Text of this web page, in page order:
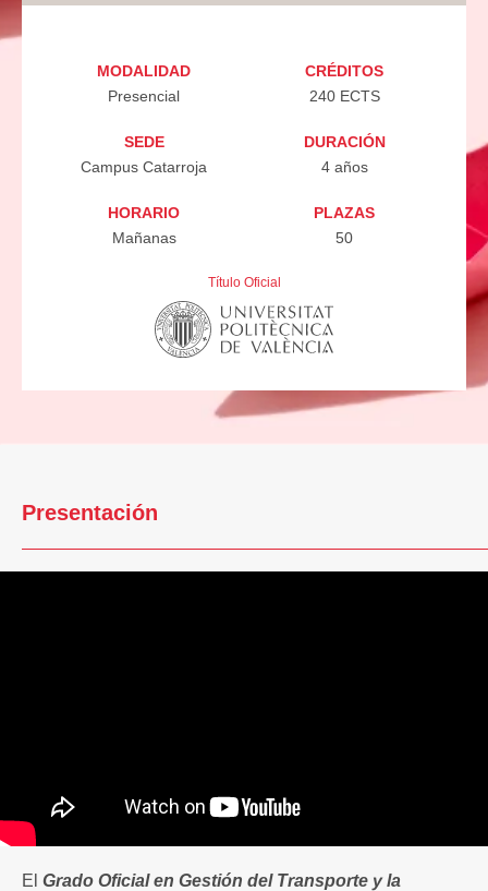
MODALIDAD
Presencial
CRÉDITOS
240 ECTS
SEDE
Campus Catarroja
DURACIÓN
4 años
HORARIO
Mañanas
PLAZAS
50
Título Oficial
Presentación
El Grado Oficial en Gestión del Transporte y la